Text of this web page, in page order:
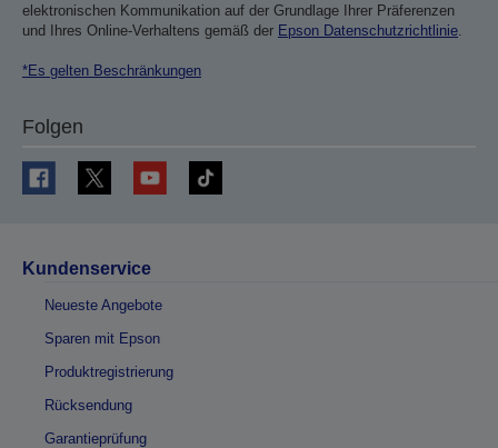
elektronischen Kommunikation auf der Grundlage Ihrer Präferenzen
und Ihres Online-Verhaltens gemäß der Epson Datenschutzrichtlinie
*Es gelten Beschränkungen
Folgen
Kundenservice
Neueste Angebote
Sparen mit Epson
Produktregistrierung
Rücksendung
Garantieprüfung